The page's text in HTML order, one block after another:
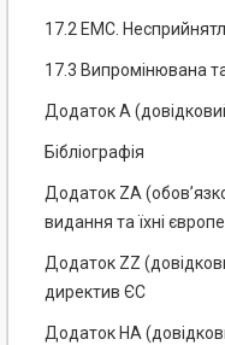
17.2 ЕМС.
17.3 Випромінювана
Додаток А
Бібліографія
Додаток ZА
видання та їхні
Додаток ZZ
директив ЄС
Додаток НА